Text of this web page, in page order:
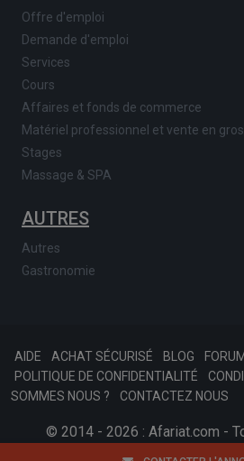
Offre d'emploi
Demande d'emploi
Services
Cours
Affaires et fonds de commerce
Matériel professionnel et vente en gros
Stages
Massage & SPA
AUTRES
Autres
Gastronomie
AIDE ACHAT SÉCURISÉ BLOG FORUM
POLITIQUE DE CONFIDENTIALITÉ
SOMMES NOUS ?
CONTACTEZ NOUS
© 2014 - 2026 : Afariat.com -
réservés.